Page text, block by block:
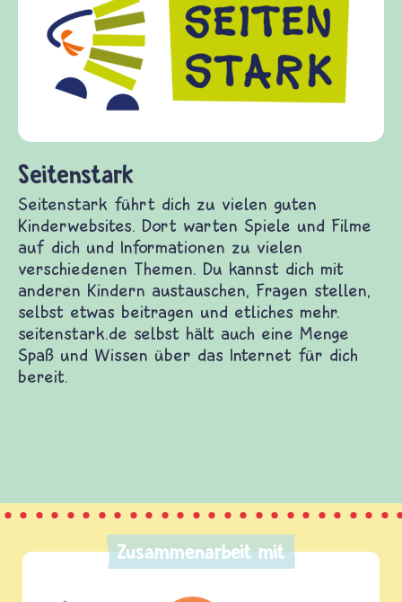
Kinder, Eltern und ErzieherInnen das zu
Fragen von Krieg und Frieden, Streit und
Gewalt informiert und einen Austausch zu
diesem Themenbereich ermöglicht. frieden-
fragen.de bietet Antworten auf wichtige
und Frieden, Streit und Gewalt.
Zusammenarbeit mit